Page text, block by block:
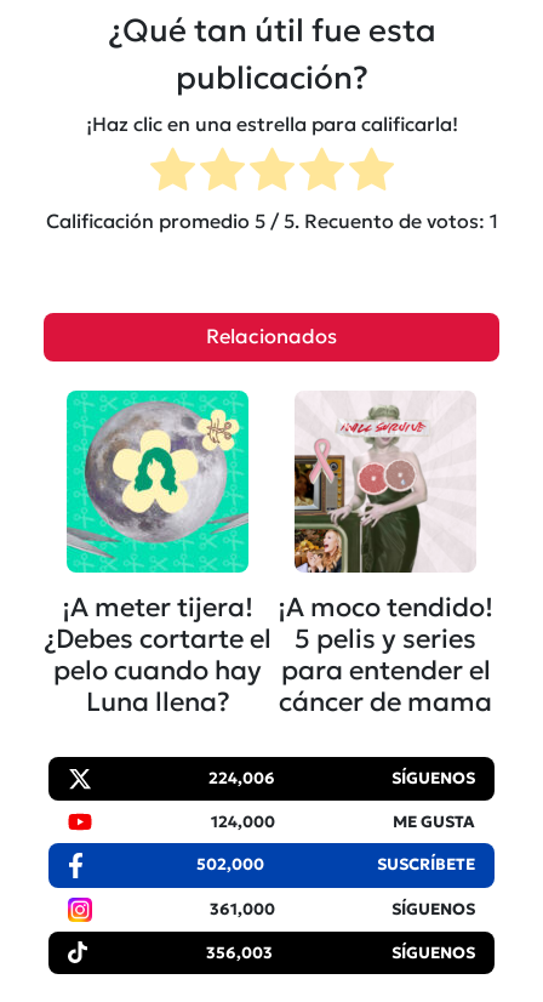
¿Qué tan útil fue esta
publicación?
¡Haz clic en una estrella para calificarla!
Calificación promedio 5/ 5. Recuento de votos: 1
Relacionados
¡A meter tijera!
¿Debes cortarte el
pelo cuando hay
Luna llena?
¡A moco tendido!
5 pelis y series
para entender el
cáncer de mama
224,006 SÍGUENOS
124,000 ME GUSTA
502,000 SUSCRÍBETE
361,000 SÍGUENOS
356,003 SÍGUENOS